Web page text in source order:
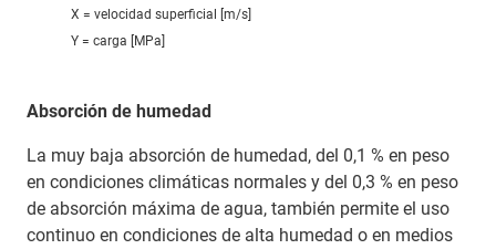
X = velocidad superficial [m/s]
Y = carga [MPa]
Absorción de humedad
La muy baja absorción de humedad, del 0,1 % en peso
en condiciones climáticas normales y del 0,3 % en peso
de absorción máxima de agua, también permite el uso
continuo en condiciones de alta humedad o en medios